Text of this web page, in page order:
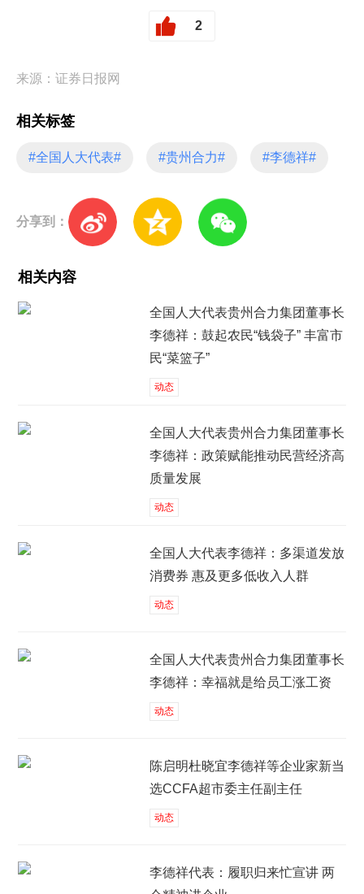
2
来源：证券日报网
相关标签
#全国人大代表# #贵州合力# #李德祥#
分享到：
相关内容
全国人大代表贵州合力集团董事长
李德祥：鼓起农民“钱袋子” 丰富市
民“菜篮子”
动态
全国人大代表贵州合力集团董事长
李德祥：政策赋能推动民营经济高
质量发展
动态
全国人大代表李德祥：多渠道发放
消费券 惠及更多低收入人群
动态
全国人大代表贵州合力集团董事长
李德祥：幸福就是给员工涨工资
动态
陈启明杜晓宜李德祥等企业家新当
选CCFA超市委主任副主任
动态
李德祥代表：履职归来忙宣讲 两